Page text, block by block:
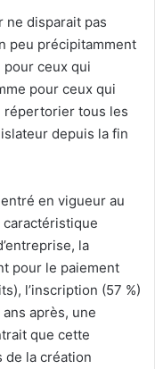
ne disparait pas
peu précipitamment
pour ceux qui
pour ceux qui
répertorier tous les
depuis la fin
en vigueur au
la
pour le paiement
l’inscription (57 %)
après, une
que cette
de la création